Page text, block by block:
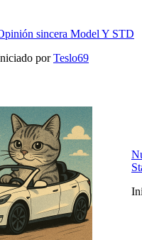
sincera Model Y STD
porTeslo69